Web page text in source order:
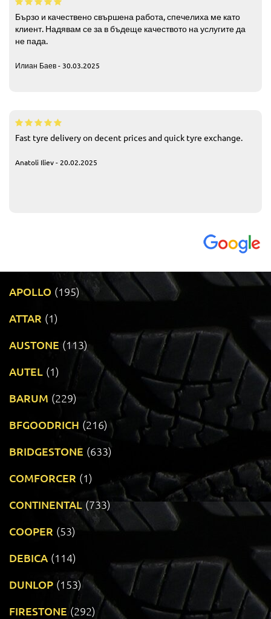
Бързо и качествено свършена работа, спечелиха ме като
клиент. Надявам се за в бъдеще качеството на услугите да
не пада.
Илиан Баев - 30.03.2025
Fast tyre delivery on decent prices and quick tyre exchange.
Anatoli Iliev - 20.02.2025
APOLLO (195)
ATTAR (1)
AUSTONE (113)
AUTEL (1)
BARUM (229)
BFGOODRICH (216)
BRIDGESTONE (633)
COMFORCER (1)
CONTINENTAL (733)
COOPER (53)
DEBICA (114)
DUNLOP (153)
FIRESTONE (292)